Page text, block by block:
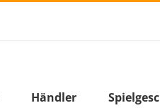
Händler